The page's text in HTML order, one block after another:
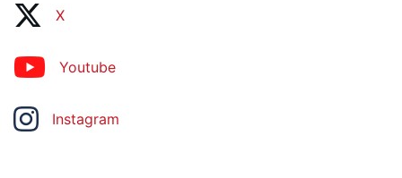
X
Youtube
Instagram